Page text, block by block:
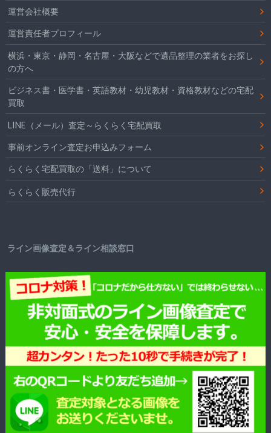
運営会社概要
運営責任者プロフィール
横浜・東京・静岡・名古屋・大阪などで遺品整理の業者をお探し
の方へ
ビジネス書・医学書・英語教材・幼児教材・資格教材などの宅配
買取
LINE（メール）査定～らくらく宅配買取
事前オンライン査定お申込みフォーム
らくらく宅配買取の「送料」について
らくらく販売代行
ライン画像査定＆ライン相談窓口